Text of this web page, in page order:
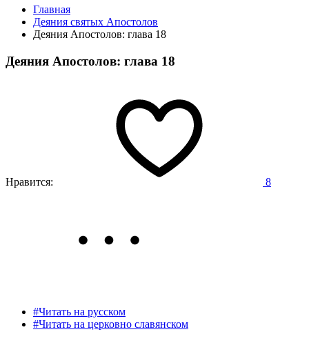
Главная
Деяния святых Апостолов
Деяния Апостолов: глава 18
Деяния Апостолов: глава 18
Нравится: 8
#Читать на русском
#Читать на церковно славянском